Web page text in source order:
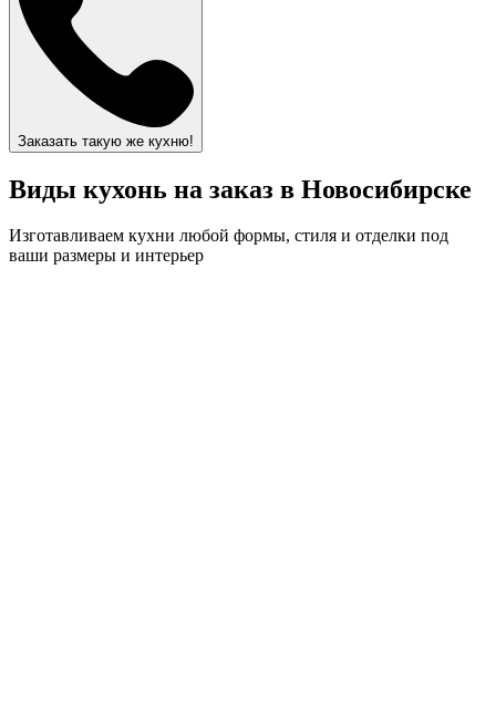
Заказать такую же кухню!
Виды кухонь на заказ в Новосибирске
Изготавливаем кухни любой формы, стиля и отделки под
ваши размеры и интерьер